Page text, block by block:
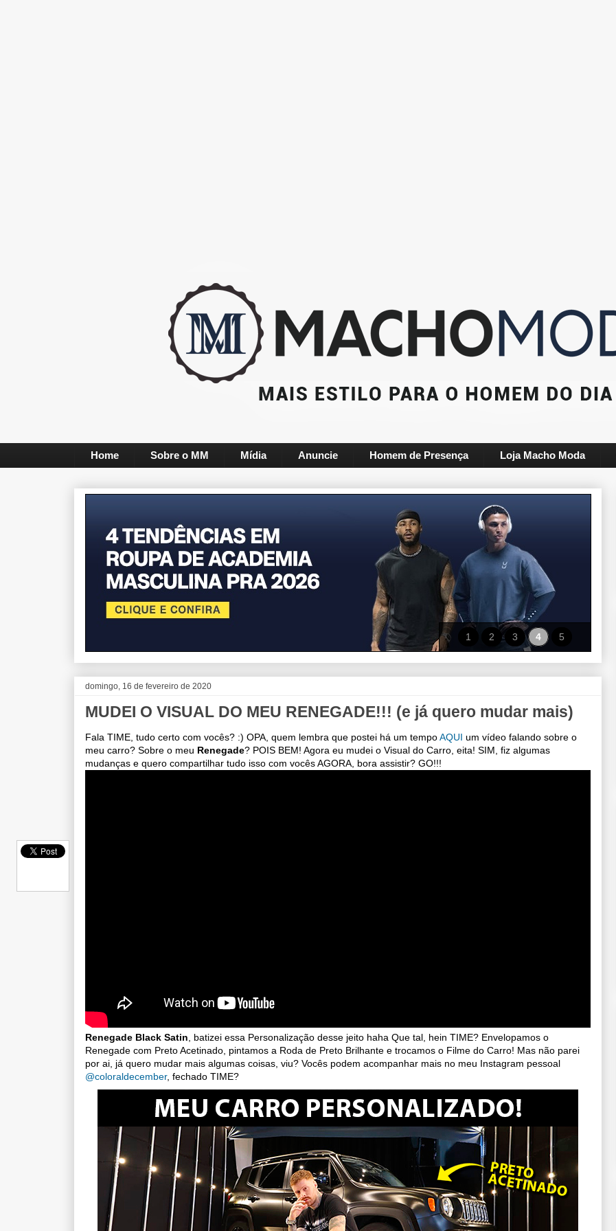
Home Sobre o MM Mídia Anuncie Homem de Presença Loja Macho Moda
1 2 3 4 5
domingo, 16 de fevereiro de 2020
MUDEI O VISUAL DO MEU RENEGADE!!! (e já quero mudar mais)
Fala TIME, tudo certo com vocês? :) OPA, quem lembra que postei há um tempoAQUI um vídeo falando sobre o
meu carro? Sobre o meu Renegade? POIS BEM! Agora eu mudei o Visual do Carro, eita! SIM, fiz algumas
mudanças e quero compartilhar tudo isso com vocês AGORA, bora assistir? GO!!!
Renegade Black Satin , batizei essa Personalização desse jeito haha Que tal, hein TIME? Envelopamos o
Renegade com Preto Acetinado, pintamos a Roda de Preto Brilhante e trocamos o Filme do Carro! Mas não parei
por ai, já quero mudar mais algumas coisas, viu? Vocês podem acompanhar mais no meu Instagram pessoal
@coloraldecember, fechado TIME?